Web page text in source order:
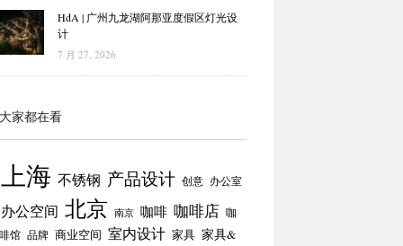
HdA | 广州九龙湖阿那亚度假区灯光设
计
7 月 27, 2026
家都在看
上海 不锈钢 产品设计 创意 办公室
办公空间 北京 南京 咖啡 咖啡店 咖
馆 品牌 商业空间 室内设计 家具 家具&